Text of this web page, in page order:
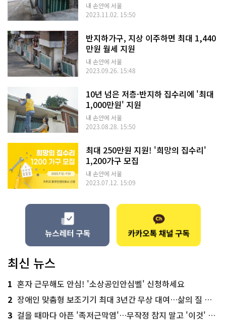
내 손안에 서울
2023.11.02. 15:50
반지하가구, 지상 이주하면 최대 1,440
만원 월세 지원
내 손안에 서울
2023.09.26. 15:48
10년 넘은 저층·반지하 집수리에 '최대
1,000만원' 지원
내 손안에 서울
2023.08.28. 15:50
최대 250만원 지원! '희망의 집수리'
1,200가구 모집
내 손안에 서울
2023.07.12. 15:09
최신 뉴스
1 혼자 근무해도 안심! '소상공인안심벨' 신청하세요
2 장애인 맞춤형 보조기기 최대 3년간 무상 대여…삶의 질 높인다
3 걸을 때마다 아픈 '족저근막염'…무작정 참지 말고 '이것' 해보세요!